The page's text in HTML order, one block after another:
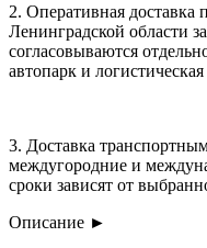
2. Оперативная доставка
Ленинградской области
согласовываются
автопарк и
3. Доставка
междугородние и
сроки зависят от
Описание ►